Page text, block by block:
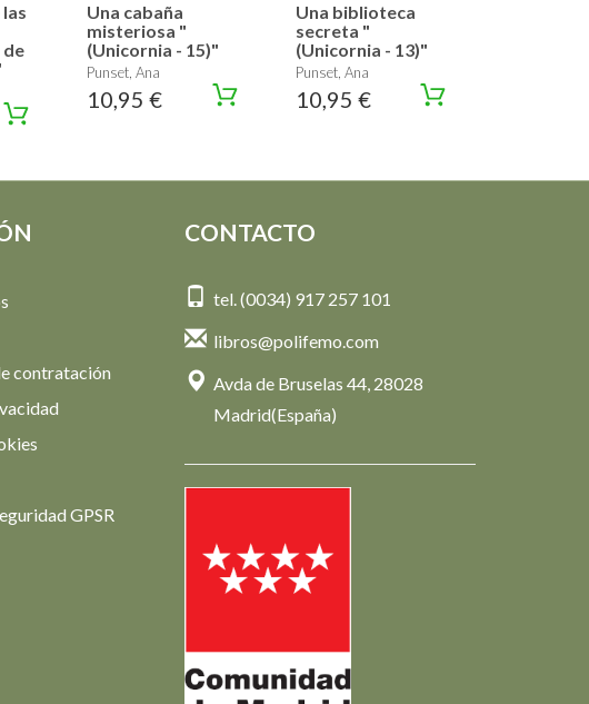
Una cabaña
misteriosa "
(Unicornia - 15)"
Punset, Ana
10,95 €
Una biblioteca
secreta "
(Unicornia - 13)"
Punset, Ana
10,95 €
contratación
GPSR
CONTACTO
tel. (0034) 917 257 101
libros@polifemo.com
Avda de Bruselas 44, 28028
Madrid(España)